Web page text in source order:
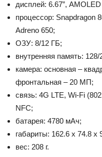
дисплей: 6.67”,
процессор: Snapdragon
Adreno 650;
ОЗУ: 8/12 ГБ;
внутренняя память:
камера: основная –
фронтальная – 20 МП;
связь: 4G LTE, Wi-Fi
NFC;
батарея: 4780 мАч;
габариты: 162.6 х 74.8 х
вес: 208 г.